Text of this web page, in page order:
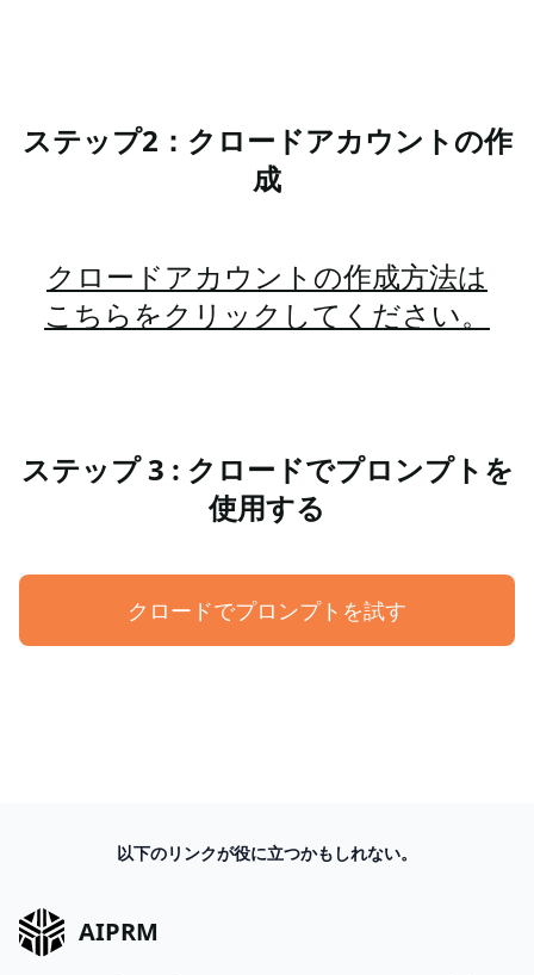
ステップ2：クロードアカウントの作
成
クロードアカウントの作成方法は
こちらをクリックしてください。
ステップ 3 : クロードでプロンプトを
使用する
クロードでプロンプトを試す
以下のリンクが役に立つかもしれない。
AIPRM